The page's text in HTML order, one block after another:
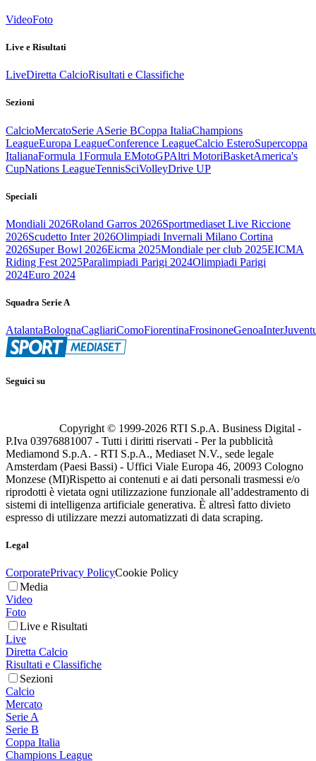
VideoFoto
Live e Risultati
LiveDiretta CalcioRisultati e Classifiche
Sezioni
CalcioMercatoSerie ASerie BCoppa ItaliaChampions
LeagueEuropa LeagueConference LeagueCalcio EsteroSupercoppa
ItalianaFormula 1Formula EMotoGPAltri MotoriBasketAmerica's
CupNations LeagueTennisSciVolleyDrive UP
Speciali
Mondiali 2026Roland Garros 2026Sportmediaset Live Riccione
2026Scudetto Inter 2026Olimpiadi Invernali Milano Cortina
2026Super Bowl 2026Eicma 2025Mondiale per club 2025EICMA
Riding Fest 2025Paralimpiadi Parigi 2024Olimpiadi Parigi
2024Euro 2024
Squadra Serie A
AtalantaBolognaCagliariComoFiorentinaFrosinoneGenoaInter
Seguici su
Copyright © 1999-2026 RTI S.p.A. Business Digital -
P.Iva 03976881007 - Tutti i diritti riservati - Per la pubblicità
Mediamond S.p.A. - RTI S.p.A., Mediaset N.V., sede legale
Amsterdam (Paesi Bassi) - Uffici Viale Europa 46, 20093 Cologno
Monzese (MI)Rispetto ai contenuti e ai dati personali trasmessi e/o
riprodotti è vietata ogni utilizzazione funzionale all’addestramento di
sistemi di intelligenza artificiale generativa. È altresì fatto divieto
espresso di utilizzare mezzi automatizzati di data scraping.
Legal
CorporatePrivacy PolicyCookie Policy
Media
Video
Foto
Live e Risultati
Live
Diretta Calcio
Risultati e Classifiche
Sezioni
Calcio
Mercato
Serie A
Serie B
Coppa Italia
Champions League